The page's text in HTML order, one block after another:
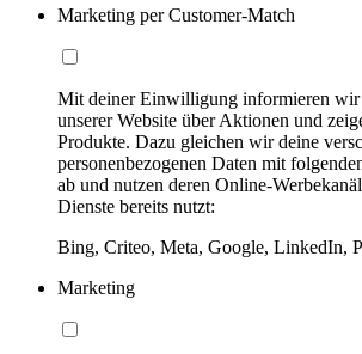
Marketing per Customer-Match
Mit deiner Einwilligung informieren wir
unserer Website über Aktionen und
Produkte. Dazu gleichen wir deine
personenbezogenen Daten mit
ab und nutzen deren Online-
Dienste bereits nutzt:
Bing, Criteo, Meta, Google, LinkedIn,
Marketing